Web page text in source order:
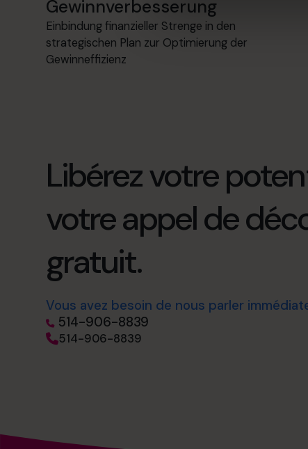
Gewinnverbesserung
Einbindung finanzieller Strenge in den
strategischen Plan zur Optimierung der
Gewinneffizienz
Libérez votre
votre appel de
gratuit.
Vous avez besoin de nous parler
514-906-8839
514-906-8839